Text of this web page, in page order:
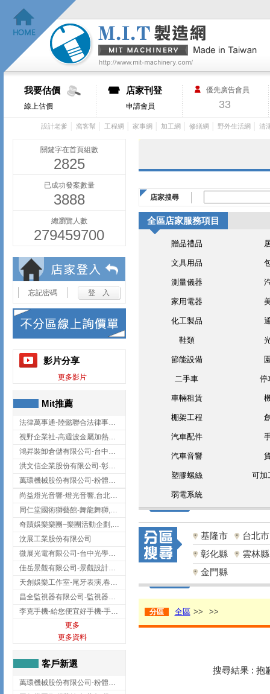
我要估價
線上估價
店家刊登
申請會員
優先廣告會員
33
設計老爹 窩客幫 工程網 家事網 加工網 修繕網 野外生活網 清
關鍵字在首頁組數
2825
已成功發案數量
3888
總瀏覽人數
279459700
忘記密碼
影片分享
更多影片
Mit推薦
法律萬事通-陸懿聯合法律事務所
視野企業社-高週波金屬加熱設備,彰化高週波金屬加熱設備
鴻昇裝卸倉儲有限公司-台中貨櫃裝卸
洪文信企業股份有限公司-彰化鋅合金鑄造,彰化五金加工,彰化五金配件
萬環機械股份有限公司-粉體塗裝設備,輸送機,輸送機設備,台南輸送機
尚益燈光音響-燈光音響,台北燈光音響,台北燈光音響出租
同仁堂國術獅藝館-舞龍舞獅,台中舞龍舞獅
奇蹟娛樂樂團–樂團活動企劃,台中樂團表演,台中婚禮樂團
汶展工業股份有限公司
微展光電有限公司-台中光學鍍膜,optical filter taiwan,台灣光學鍍膜
佳岳景觀有限公司-景觀設計公司,台北景觀設計,台北景觀工程,中山區景觀設計
天創娛樂工作室-尾牙表演,春酒表演,板橋尾牙表演
昌全監視器有限公司-監視器安裝,高雄監視器安裝,鳳山區監視器安裝
李克手機-給您便宜好手機-手機收購,屏東手機收購
更多
更多資料
客戶新選
萬環機械股份有限公司-粉體塗裝設備,輸送機,輸送機設備,台南輸送機
店家搜尋
全區店家服務項目
贈品禮品
文具用品
測量儀器
家用電器
化工製品
鞋類
節能設備
二手車 停
車輛租賃
棚架工程
汽車配件
汽車音響
塑膠螺絲 可加
弱電系統
基隆市
台北市
彰化縣
雲林縣
金門縣
分區 全區 >> >>
搜尋結果 : 抱